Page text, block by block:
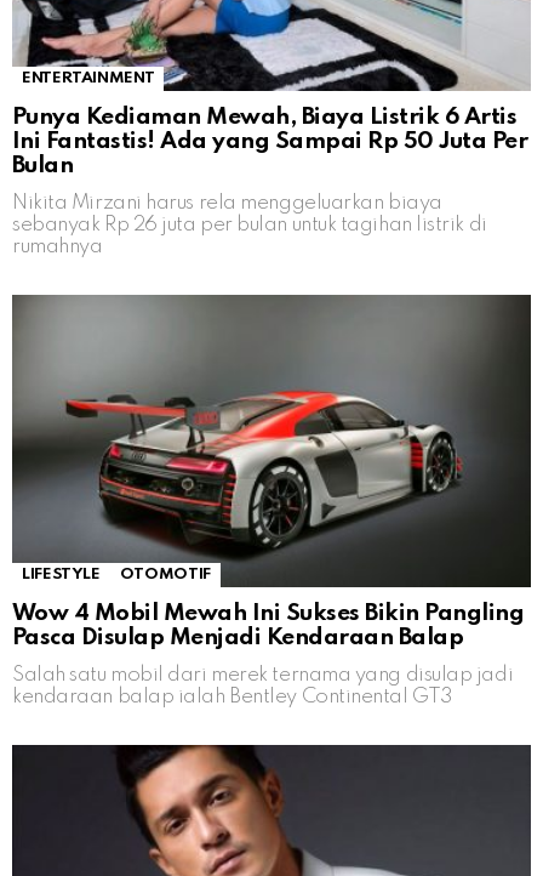
ENTERTAINMENT
Punya Kediaman Mewah, Biaya Listrik 6 Artis
Ini Fantastis! Ada yang Sampai Rp 50 Juta Per
Bulan
Nikita Mirzani harus rela menggeluarkan biaya
sebanyak Rp 26 juta per bulan untuk tagihan listrik di
rumahnya
LIFESTYLE OTOMOTIF
Wow 4 Mobil Mewah Ini Sukses Bikin Pangling
Pasca Disulap Menjadi Kendaraan Balap
Salah satu mobil dari merek ternama yang disulap jadi
kendaraan balap ialah Bentley Continental GT3